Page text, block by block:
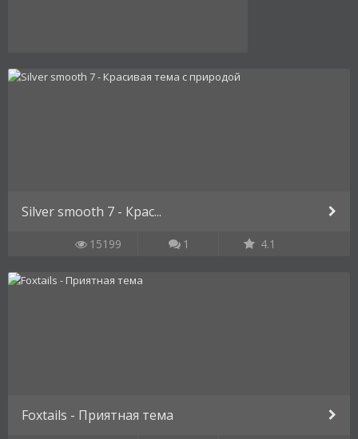
Silver smooth 7 - Крас...
15199 1 4.1
Foxtails - Приятная тема